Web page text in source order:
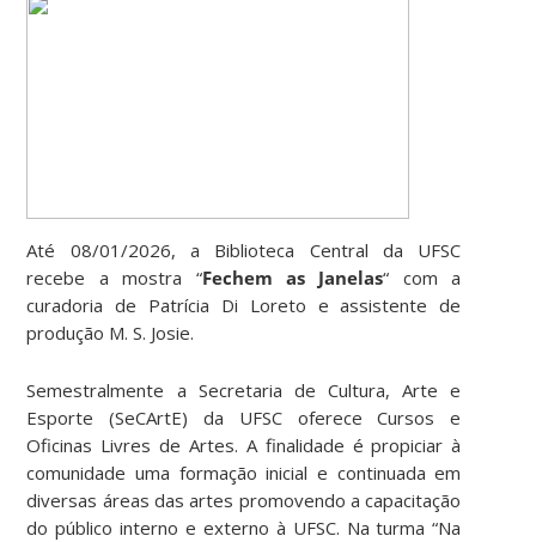
Até 08/01/2026, a Biblioteca Central da UFSC
recebe a mostra “Fechem as Janelas“ com a
curadoria de Patrícia Di Loreto e assistente de
produção M. S. Josie.
Semestralmente a Secretaria de Cultura, Arte e
Esporte (SeCArtE) da UFSC oferece Cursos e
Oficinas Livres de Artes. A finalidade é propiciar à
comunidade uma formação inicial e continuada em
diversas áreas das artes promovendo a capacitação
do público interno e externo à UFSC. Na turma “Na